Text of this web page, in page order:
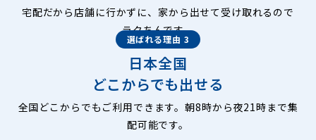
宅配だから店舗に行かずに、家から出せて受け取れるので
ラクちんです。
選ばれる理由 3
日本全国
どこからでも出せる
全国どこからでもご利用できます。朝8時から夜21時まで集
配可能です。